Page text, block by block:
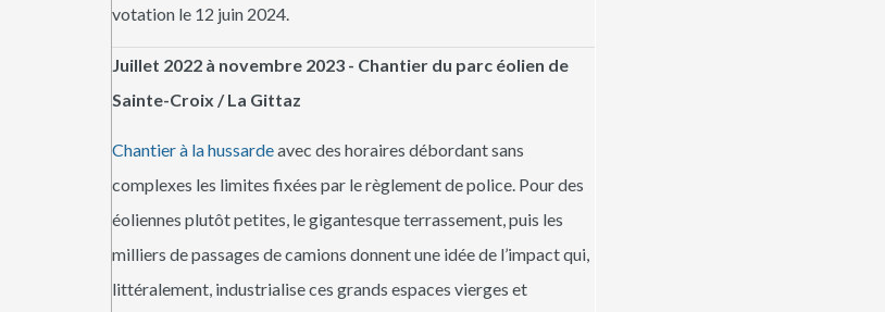
votation le 12 juin 2024.
Juillet 2022 à novembre 2023 - Chantier du parc éolien de
Sainte-Croix / La Gittaz
Chantier à la hussardeavec des horaires débordant sans
complexes les limites fixées par le règlement de police. Pour des
éoliennes plutôt petites, le gigantesque terrassement, puis les
milliers de passages de camions donnent une idée de l’impact qui,
littéralement, industrialise ces grands espaces vierges et